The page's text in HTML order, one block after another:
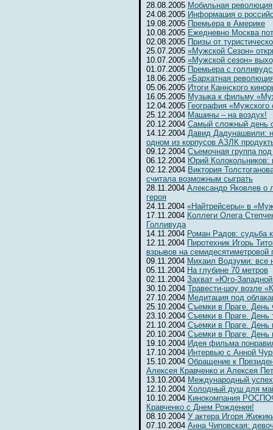
28.08.2005 Мобильная революция
24.08.2005 Информация о
19.08.2005 Премьера в Америке
10.08.2005 Ежедневно Москва
02.08.2005 Призы от
25.07.2005 «Мужской Сезон»
10.07.2005 «Мужской сезон»
01.07.2005 Премьера с
18.06.2005 «Бархатная
05.06.2005 Итоги Каннского
16.05.2005 Музыка к фильму
12.04.2005 География «Мужского
25.12.2004 Машины – на воздух!
20.12.2004 Самый сложный день
14.12.2004 Давид Дадунашвили:
одном из корпусов АЗЛК
09.12.2004 Съемочная группа
06.12.2004 Юрий Колокольников:
02.12.2004 Виктория
считала возможным сыграть
28.11.2004 Александр Яковлев о
героя
24.11.2004 «Найтрейсеры» в
17.11.2004 Коллеги Олега
Голливуда
14.11.2004 Роман Радов: судьба
12.11.2004 Пиротехник Игорь
взрывов на семидесятиметровой
09.11.2004 Михаил Водзуми: все
05.11.2004 На глубине 70 метров
02.11.2004 Захват «Юго-
30.10.2004 Травести-шоу возле
27.10.2004 Медитация под
25.10.2004 Съемки в Праге. День
23.10.2004 Съемки в Праге. День
21.10.2004 Съемки в Праге. День
20.10.2004 Съемки в Праге. День
19.10.2004 Идея фильма
17.10.2004 Интервью с Анной
15.10.2004 Обращение к
Алексея Кравченко и Алексея
13.10.2004 Международный
12.10.2004 Холодный душ для
10.10.2004 Кинокомпания
Кравченко с Днем Рождения!
08.10.2004 У актера Игоря
07.10.2004 Анна Чиповская: